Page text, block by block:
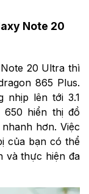
Note 20
20 Ultra thì
865 Plus.
nhịp lên tới 3.1
650 hiển thị đồ
hơn. Việc
của bạn có thể
và thực hiện đa